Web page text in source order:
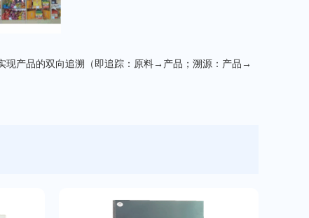
现产品的双向追溯（即追踪：原料→产品；溯源：产品→